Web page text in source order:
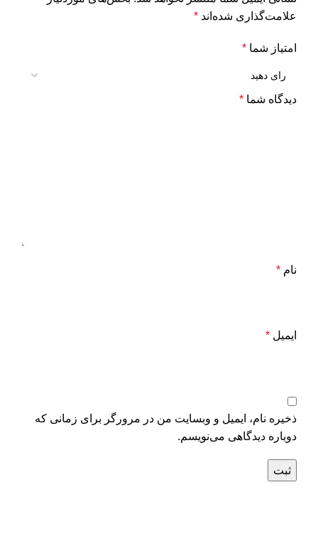
علامت‌گذاری شده‌اند *
امتیاز شما *
دیدگاه شما *
نام *
ایمیل *
ذخیره نام، ایمیل و وبسایت من در مرورگر برای زمانی که
دوباره دیدگاهی می‌نویسم.